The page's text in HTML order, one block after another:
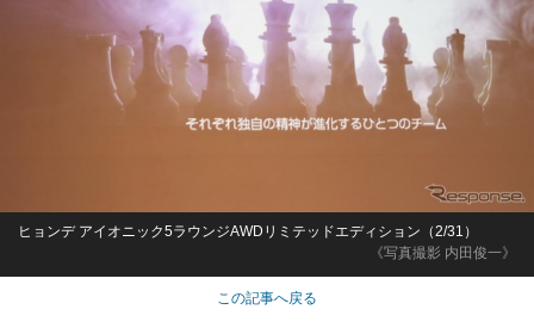
《写真撮影 内田俊一》
ヒョンデ アイオニック5ラウンジAWDリミテッドエディション（2/31）
この記事へ戻る